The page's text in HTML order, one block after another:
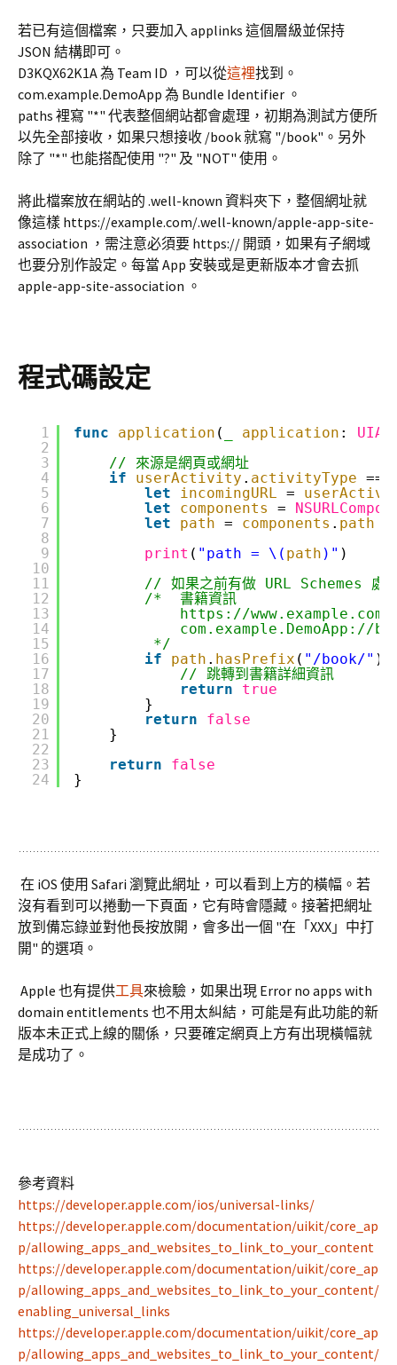
若已有這個檔案，只要加入 applinks 這個層級並保持
JSON 結構即可。
D3KQX62K1A 為 Team ID ，可以從這裡找到。
com.example.DemoApp 為 Bundle Identifier 。
paths 裡寫 "*" 代表整個網站都會處理，初期為測試方便所
以先全部接收，如果只想接收 /book 就寫 "/book"。另外
除了 "*" 也能搭配使用 "?" 及 "NOT" 使用。
將此檔案放在網站的 .well-known 資料夾下，整個網址就
像這樣 https://example.com/.well-known/apple-app-site-
association ，需注意必須要 https:// 開頭，如果有子網域
也要分別作設定。每當 App 安裝或是更新版本才會去抓
apple-app-site-association 。
程式碼設定
1
2
3
4
5
6
7
8
9
10
11
12
13
14
15
16
17
18
19
20
21
22
23
24
func application ( application :
// 來源是網頁或網址
if
userActivity . activityType ==
let
incomingURL =
let
components =
let
path = components . path
print ( "path = \( path )" )
// 如果之前有做 URL Schemes 處理
/*  書籍資訊
https://www.example.com/
com.example.DemoApp://
*/
if
path . hasPrefix ( "/book/"
// 跳轉到書籍詳細資訊
return
true
}
return
false
}
return
false
}
在 iOS 使用 Safari 瀏覽此網址，可以看到上方的橫幅。若
沒有看到可以捲動一下頁面，它有時會隱藏。接著把網址
放到備忘錄並對他長按放開，會多出一個 "在「XXX」中打
開" 的選項。
Apple 也有提供工具來檢驗，如果出現 Error no apps with
domain entitlements 也不用太糾結，可能是有此功能的新
版本未正式上線的關係，只要確定網頁上方有出現橫幅就
是成功了。
參考資料
https://developer.apple.com/ios/universal-links/
https://developer.apple.com/documentation/uikit/core_ap
p/allowing_apps_and_websites_to_link_to_your_content
https://developer.apple.com/documentation/uikit/core_ap
p/allowing_apps_and_websites_to_link_to_your_content/
enabling_universal_links
https://developer.apple.com/documentation/uikit/core_ap
p/allowing_apps_and_websites_to_link_to_your_content/